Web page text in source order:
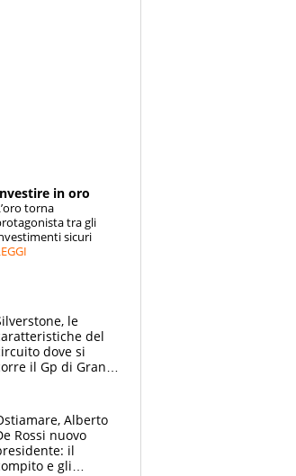
in oro
torna
tra gli
sicuri
le
del
dove si
il Gp di Gran
Alberto
Rossi nuovo
il
e gli